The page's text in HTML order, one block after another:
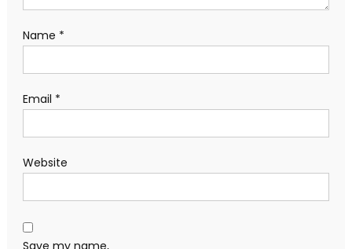
Name *
Email *
Website